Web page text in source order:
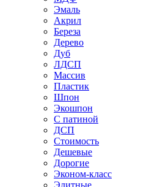
Эмаль
Акрил
Береза
Дерево
Дуб
ЛДСП
Массив
Пластик
Шпон
Экошпон
С патиной
ДСП
Стоимость
Дешевые
Дорогие
Эконом-класс
Элитные